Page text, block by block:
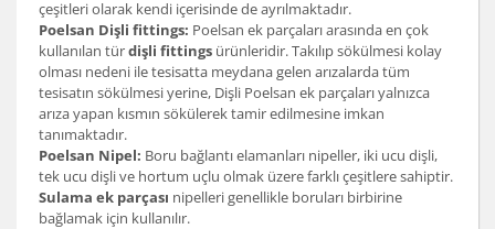
çeşitleri olarak kendi içerisinde de ayrılmaktadır.
Poelsan Dişli fittings: Poelsan ek parçaları arasında en çok
kullanılan türdişli fittings ürünleridir. Takılıp sökülmesi kolay
olması nedeni ile tesisatta meydana gelen arızalarda tüm
tesisatın sökülmesi yerine, Dişli Poelsan ek parçaları yalnızca
arıza yapan kısmın sökülerek tamir edilmesine imkan
tanımaktadır.
Poelsan Nipel: Boru bağlantı elamanları nipeller, iki ucu dişli,
tek ucu dişli ve hortum uçlu olmak üzere farklı çeşitlere sahiptir.
Sulama ek parçası nipelleri genellikle boruları birbirine
bağlamak için kullanılır.